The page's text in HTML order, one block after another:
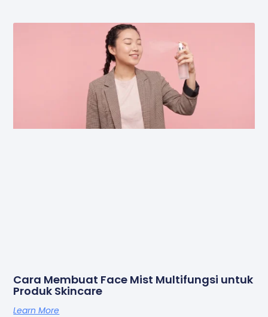
Cara Membuat Face Mist Multifungsi untuk
Produk Skincare
Learn More